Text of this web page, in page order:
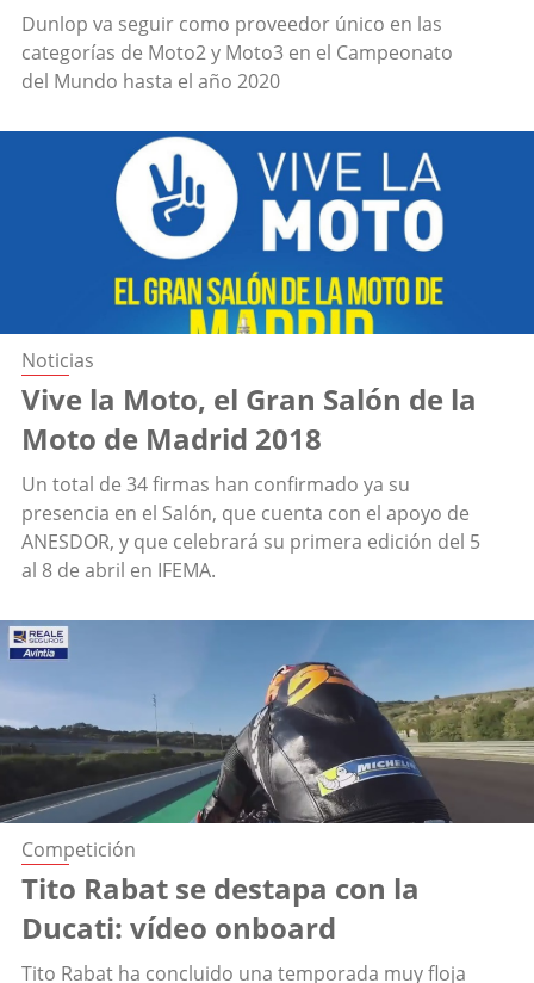
Dunlop va seguir como proveedor único en las
categorías de Moto2 y Moto3 en el Campeonato
del Mundo hasta el año 2020
Noticias
Vive la Moto, el Gran Salón de la
Moto de Madrid 2018
Un total de 34 firmas han confirmado ya su
presencia en el Salón, que cuenta con el apoyo de
ANESDOR, y que celebrará su primera edición del 5
al 8 de abril en IFEMA.
Competición
Tito Rabat se destapa con la
Ducati: vídeo onboard
Tito Rabat ha concluido una temporada muy floja